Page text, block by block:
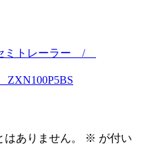
ミトレーラー /
ありません。 ※ が付い